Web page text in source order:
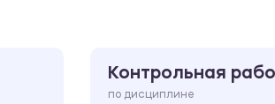
Контрольная
по дисциплине